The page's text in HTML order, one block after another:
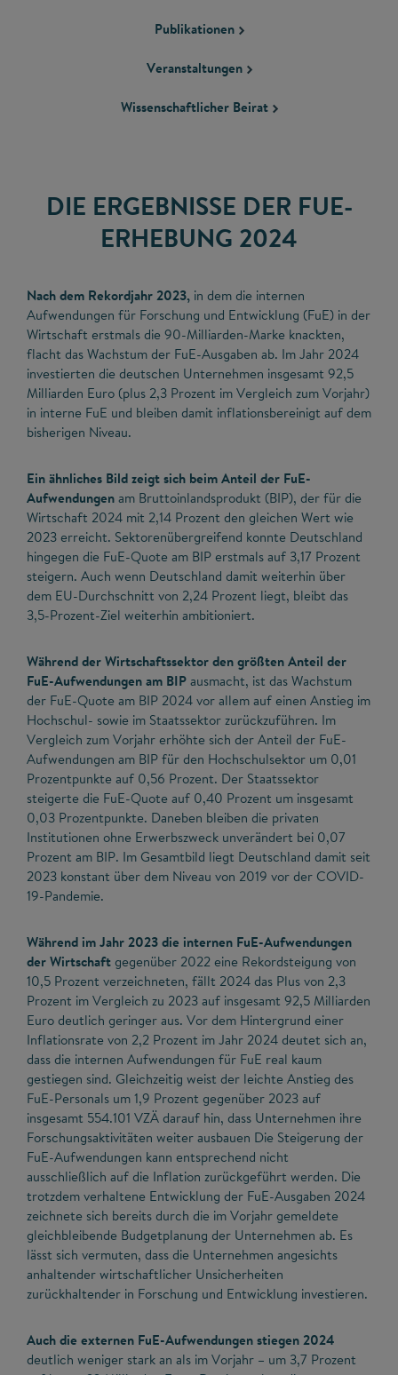
Publikationen
Veranstaltungen
Wissenschaftlicher Beirat
DIE ERGEBNISSE DER FUE-
ERHEBUNG 2024
Nach dem Rekordjahr 2023, in dem die internen
Aufwendungen für Forschung und Entwicklung (FuE) in der
Wirtschaft erstmals die 90-Milliarden-Marke knackten,
flacht das Wachstum der FuE-Ausgaben ab. Im Jahr 2024
investierten die deutschen Unternehmen insgesamt 92,5
Milliarden Euro (plus 2,3 Prozent im Vergleich zum Vorjahr)
in interne FuE und bleiben damit inflationsbereinigt auf dem
bisherigen Niveau.
Ein ähnliches Bild zeigt sich beim Anteil der FuE-
Aufwendungenam Bruttoinlandsprodukt (BIP), der für die
Wirtschaft 2024 mit 2,14 Prozent den gleichen Wert wie
2023 erreicht. Sektorenübergreifend konnte Deutschland
hingegen die FuE-Quote am BIP erstmals auf 3,17 Prozent
steigern. Auch wenn Deutschland damit weiterhin über
dem EU-Durchschnitt von 2,24 Prozent liegt, bleibt das
3,5-Prozent-Ziel weiterhin ambitioniert.
Während der Wirtschaftssektor den größten Anteil der
FuE-Aufwendungen am BIPausmacht, ist das Wachstum
der FuE-Quote am BIP 2024 vor allem auf einen Anstieg im
Hochschul- sowie im Staatssektor zurückzuführen. Im
Vergleich zum Vorjahr erhöhte sich der Anteil der FuE-
Aufwendungen am BIP für den Hochschulsektor um 0,01
Prozentpunkte auf 0,56 Prozent. Der Staatssektor
steigerte die FuE-Quote auf 0,40 Prozent um insgesamt
0,03 Prozentpunkte. Daneben bleiben die privaten
Institutionen ohne Erwerbszweck unverändert bei 0,07
Prozent am BIP. Im Gesamtbild liegt Deutschland damit seit
2023 konstant über dem Niveau von 2019 vor der COVID-
19-Pandemie.
Während im Jahr 2023 die internen FuE-Aufwendungen
der Wirtschaftgegenüber 2022 eine Rekordsteigung von
10,5 Prozent verzeichneten, fällt 2024 das Plus von 2,3
Prozent im Vergleich zu 2023 auf insgesamt 92,5 Milliarden
Euro deutlich geringer aus. Vor dem Hintergrund einer
Inflationsrate von 2,2 Prozent im Jahr 2024 deutet sich an,
dass die internen Aufwendungen für FuE real kaum
gestiegen sind. Gleichzeitig weist der leichte Anstieg des
FuE-Personals um 1,9 Prozent gegenüber 2023 auf
insgesamt 554.101 VZÄ darauf hin, dass Unternehmen ihre
Forschungsaktivitäten weiter ausbauen Die Steigerung der
FuE-Aufwendungen kann entsprechend nicht
ausschließlich auf die Inflation zurückgeführt werden. Die
trotzdem verhaltene Entwicklung der FuE-Ausgaben 2024
zeichnete sich bereits durch die im Vorjahr gemeldete
gleichbleibende Budgetplanung der Unternehmen ab. Es
lässt sich vermuten, dass die Unternehmen angesichts
anhaltender wirtschaftlicher Unsicherheiten
zurückhaltender in Forschung und Entwicklung investieren.
Auch die externen FuE-Aufwendungen stiegen 2024
deutlich weniger stark an als im Vorjahr – um 3,7 Prozent